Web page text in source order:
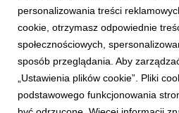
AKTUALNOŚCI
KINO ŚWIAT na Forum
26 czerwca 2026
Rok szkolny powoli dobiega końca,
personalizowania treści
cookie, otrzymasz odpowiednie
społecznościowych,
sposób przeglądania. Aby
„Ustawienia plików cookie”. Pliki
podstawowego funkcjonowania